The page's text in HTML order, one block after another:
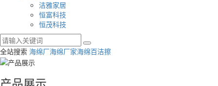
洁雅家居
恒富科技
恒茂科技
全站搜索 海绵厂海绵厂家海绵百洁擦